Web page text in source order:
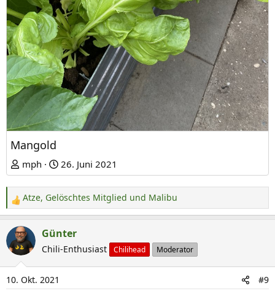
Mangold
mph 26. Juni 2021
R
e
a
k
t
i
o
Atze, Gelöschtes Mitglied und Malibu
Günter
Chili-Enthusiast Chilihead Moderator
10. Okt. 2021 #9